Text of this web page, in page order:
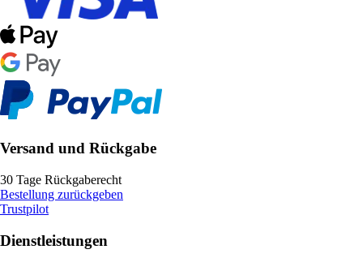
Versand und Rückgabe
30 Tage Rückgaberecht
Bestellung zurückgeben
Trustpilot
Dienstleistungen